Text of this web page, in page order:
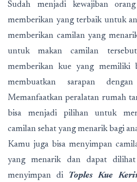
Sudah menjadi kewajiban
memberikan yang terbaik untuk
memberikan camilan yang
untuk makan camilan
memberikan kue yang memiliki
membuatkan sarapan
Memanfaatkan peralatan rumah
bisa menjadi pilihan untuk
camilan sehat yang menarik bagi
Kamu juga bisa menyimpan
yang menarik dan dapat
menyimpan di Toples Kue